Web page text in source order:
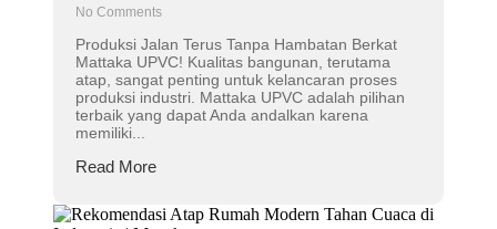
No Comments
Produksi Jalan Terus Tanpa Hambatan Berkat
Mattaka UPVC! Kualitas bangunan, terutama
atap, sangat penting untuk kelancaran proses
produksi industri. Mattaka UPVC adalah pilihan
terbaik yang dapat Anda andalkan karena
memiliki...
Read More